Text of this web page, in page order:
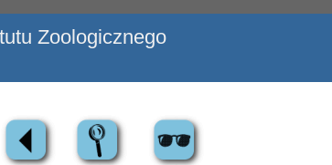
Zoologicznego